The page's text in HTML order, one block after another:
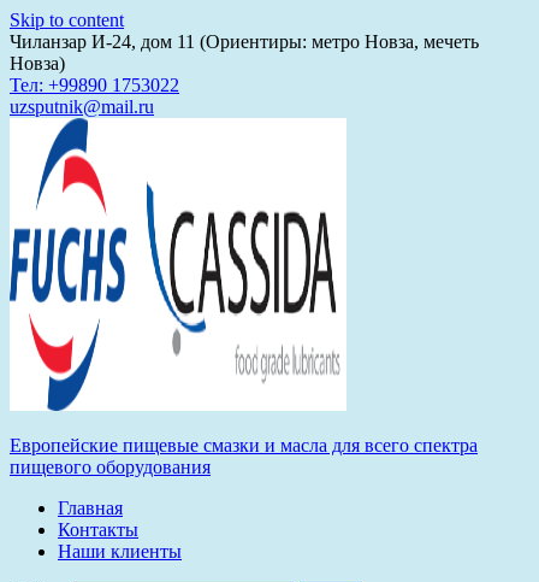
Skip to content
Чиланзар И-24, дом 11 (Ориентиры: метро Новза, мечеть
Новза)
Тел: +99890 1753022
uzsputnik@mail.ru
Европейские пищевые смазки и масла для всего спектра
пищевого оборудования
Главная
Контакты
Наши клиенты